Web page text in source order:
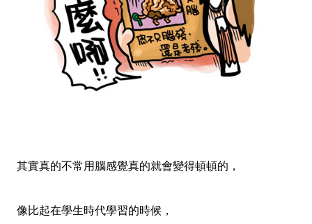
其實真的不常用腦感覺真的就會變得頓頓的，
像比起在學生時代學習的時候，